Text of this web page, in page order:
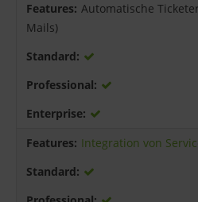
Automatische
Mails)
Integration von